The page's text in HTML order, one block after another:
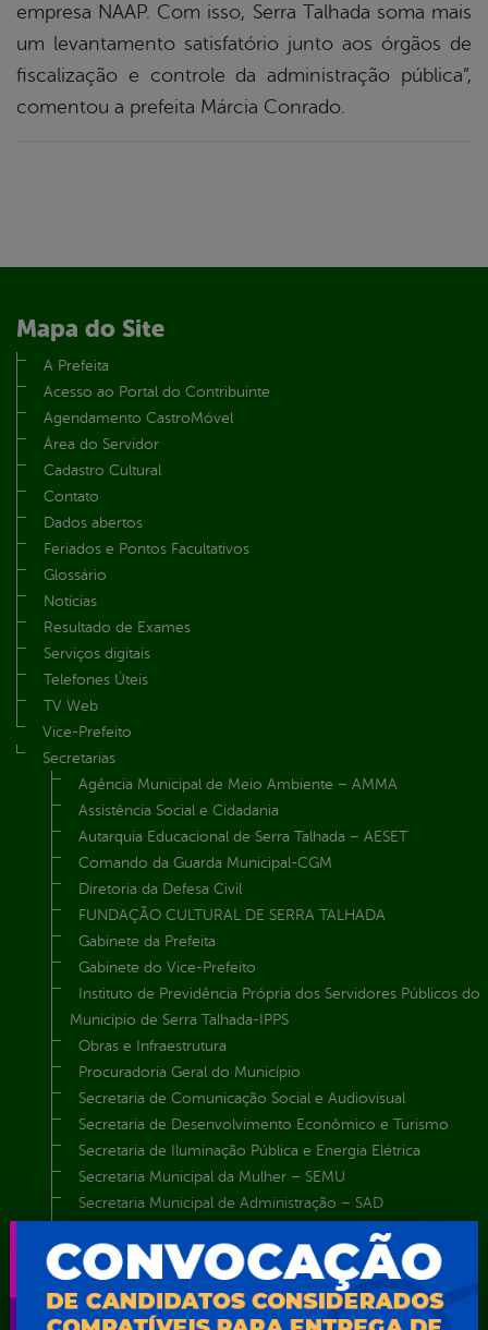
empresa NAAP. Com isso, Serra Talhada soma mais
um levantamento satisfatório junto aos órgãos de
fiscalização e controle da administração pública”,
comentou a prefeita Márcia Conrado.
Mapa do Site
A Prefeita
Acesso ao Portal do Contribuinte
Agendamento CastroMóvel
Área do Servidor
Cadastro Cultural
Contato
Dados abertos
Feriados e Pontos Facultativos
Glossário
Notícias
Resultado de Exames
Serviços digitais
Telefones Úteis
TV Web
Vice-Prefeito
Secretarias
Agência Municipal de Meio Ambiente – AMMA
Assistência Social e Cidadania
Autarquia Educacional de Serra Talhada – AESET
Comando da Guarda Municipal-CGM
Diretoria da Defesa Civil
FUNDAÇÃO CULTURAL DE SERRA TALHADA
Gabinete da Prefeita
Gabinete do Vice-Prefeito
Instituto de Previdência Própria dos Servidores Públicos do
Município de Serra Talhada-IPPS
Obras e Infraestrutura
Procuradoria Geral do Município
Secretaria de Comunicação Social e Audiovisual
Secretaria de Desenvolvimento Econômico e Turismo
Secretaria de Iluminação Pública e Energia Elétrica
Secretaria Municipal da Mulher – SEMU
Secretaria Municipal de Administração – SAD
Secretaria Municipal de Agricultura e Recursos Hídricos –
SEMARH / Secretaria de Agricultura Familiar – SEMAF
Secretaria Municipal de Educação – SEST
Secretaria Municipal de Esporte e Lazer – SEMEL